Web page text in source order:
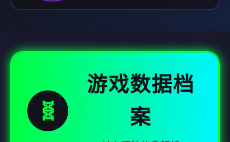
🧬
游戏数据档
案